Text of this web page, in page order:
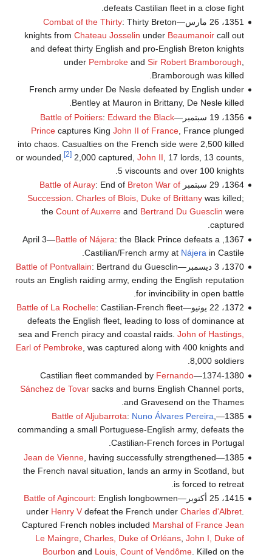
defeats Castilian fleet in a close fight.
1351، 26 مارس—
Combat of the Thirty: Thirty Breton
knights from Chateau Josselin under Beaumanoircall out
and defeat thirty English and pro-English Breton knights
under Pembrokeand Sir Robert Bramborough
Bramborough was killed.
French army under De Nesle defeated by English under
Bentley at Mauron in Brittany, De Nesle killed.
1356، 19 سبتمبر—
Battle of Poitiers: Edward the Black
Princecaptures King John II of France, France plunged
into chaos. Casualties on the French side were 2,500 killed
or wounded,
[2]2,000 captured, John II , 17 lords, 13 counts,
5 viscounts and over 100 knights.
1364، 29 سبتمبر
Battle of Auray: End of Breton War of
Succession Charles of Blois, Duke of Brittanywas killed;
the Count of Auxerreand Bertrand Du Guesclin were
captured.
1367, April 3—
Battle of Nájera: the Black Prince defeats a
Castilian/French army at Nájera in Castile.
1370، 3 ديسمبر—
Battle of Pontvallain: Bertrand du Guesclin
routs an English raiding army, ending the English reputation
for invincibility in open battle.
1372، 22 يونيو—
Battle of La Rochelle: Castilian-French fleet
defeats the English fleet, leading to loss of dominance at
sea and French piracy and coastal raids. John of Hastings,
Earl of Pembroke, was captured along with 400 knights and
8,000 soldiers.
1374-1380—Castilian fleet commanded by
Fernando
Sánchez de Tovarsacks and burns English Channel ports,
and Gravesend on the Thames.
1385—
Battle of Aljubarrota: Nuno Álvares Pereira
commanding a small Portuguese-English army, defeats the
Castilian-French forces in Portugal.
1385—
Jean de Vienne, having successfully strengthened
the French naval situation, lands an army in Scotland, but
is forced to retreat.
1415، 25 أكتوبر—
Battle of Agincourt: English longbowmen
under Henry Vdefeat the French under Charles d'Albret.
Captured French nobles included Marshal of France Jean
Le Maingre, Charles, Duke of Orléans, John I, Duke of
Bourbon and Louis, Count of Vendôme. Killed on the